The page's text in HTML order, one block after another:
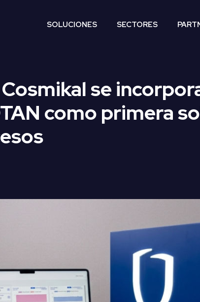
SOLUCIONES SECTORES
se
como primera